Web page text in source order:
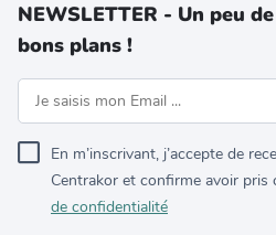
NEWSLETTER - Un peu
bons plans !
En m’inscrivant, j’accepte de
Centrakor et confirme avoir pris
de confidentialité